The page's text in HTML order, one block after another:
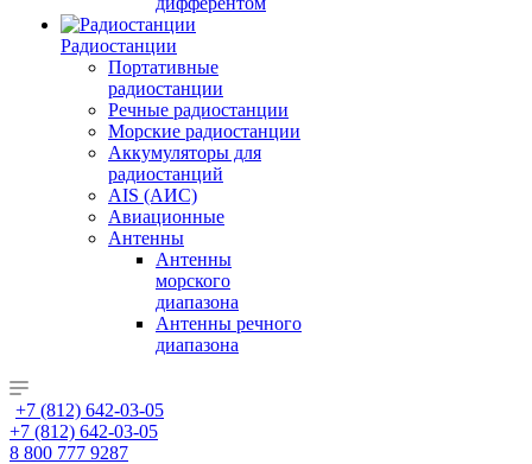
Радиостанции
Портативные
радиостанции
Речные радиостанции
Морские радиостанции
Аккумуляторы для
радиостанций
AIS (АИС)
Авиационные
Антенны
Антенны
морского
диапазона
Антенны речного
диапазона
+7 (812) 642-03-05
+7 (812) 642-03-05
8 800 777 9287